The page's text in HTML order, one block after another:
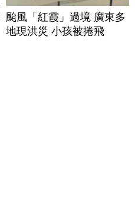
颱風「紅霞」過境 廣東多
地現洪災 小孩被捲飛